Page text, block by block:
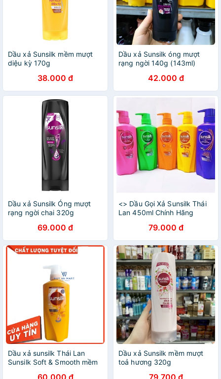
Dầu xả Sunsilk mềm mượt
diệu kỳ 170g
38.000 đ
Dầu xả Sunsilk óng mượt
rạng ngời 140g (143ml)
42.000 đ
Dầu xả Sunsilk Óng mượt
rạng ngời chai 320g
69.000 đ
<> Dầu Gọi Xả Sunsilk Thái
Lan 450ml Chính Hãng
79.000 đ
Dầu xả sunsilk Thái Lan
Sunsilk Soft & Smooth mềm
60.000 đ
Dầu xả Sunsilk mềm mượt
toả hương 320g
79.700 đ